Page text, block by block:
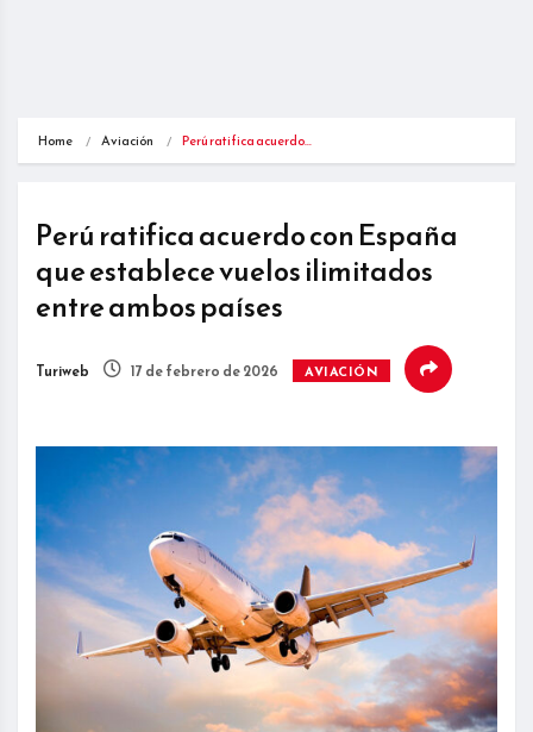
Home Aviación Perú ratifica acuerdo…
Perú ratifica acuerdo con España
que establece vuelos ilimitados
entre ambos países
Turiweb 17 de febrero de 2026 AVIACIÓN